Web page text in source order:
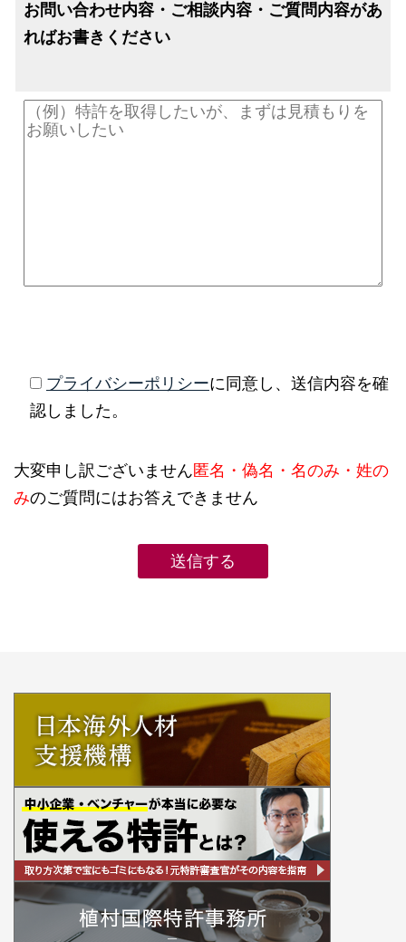
お問い合わせ内容・ご相談内容・ご質問内容があ
ればお書きください
プライバシーポリシーに同意し、送信内容を確
認しました。
大変申し訳ございません匿名・偽名・名のみ・姓の
みのご質問にはお答えできません